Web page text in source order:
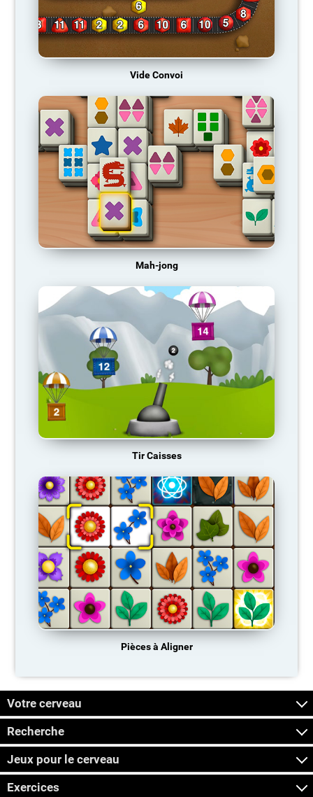
Vide Convoi
Mah-jong
Tir Caisses
Pièces à Aligner
Votre cerveau
Recherche
Jeux pour le cerveau
Exercices